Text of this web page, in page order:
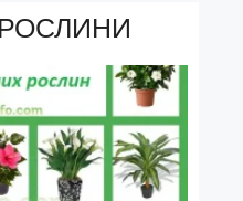
РОСЛИНИ